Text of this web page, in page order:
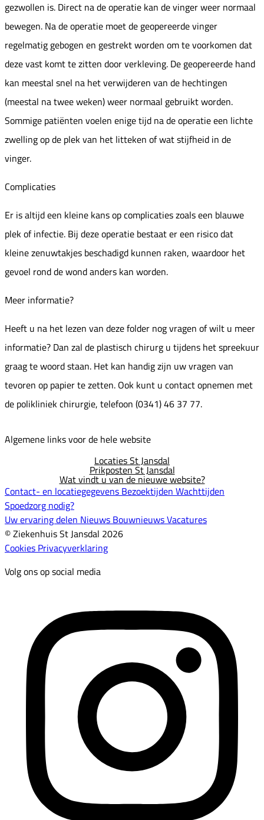
gezwollen is. Direct na de operatie kan de vinger weer normaal
bewegen. Na de operatie moet de geopereerde vinger
regelmatig gebogen en gestrekt worden om te voorkomen dat
deze vast komt te zitten door verkleving. De geopereerde hand
kan meestal snel na het verwijderen van de hechtingen
(meestal na twee weken) weer normaal gebruikt worden.
Sommige patiënten voelen enige tijd na de operatie een lichte
zwelling op de plek van het litteken of wat stijfheid in de
vinger.
Complicaties
Er is altijd een kleine kans op complicaties zoals een blauwe
plek of infectie. Bij deze operatie bestaat er een risico dat
kleine zenuwtakjes beschadigd kunnen raken, waardoor het
gevoel rond de wond anders kan worden.
Meer informatie?
Heeft u na het lezen van deze folder nog vragen of wilt u meer
informatie? Dan zal de plastisch chirurg u tijdens het spreekuur
graag te woord staan. Het kan handig zijn uw vragen van
tevoren op papier te zetten. Ook kunt u contact opnemen met
de polikliniek chirurgie, telefoon (0341) 46 37 77.
Algemene links voor de hele website
Locaties St Jansdal
Prikposten St Jansdal
Wat vindt u van de nieuwe website?
Contact- en locatiegegevens Bezoektijden Wachttijden
Spoedzorg nodig?
Uw ervaring delen Nieuws BouwnieuwsVacatures
© Ziekenhuis St Jansdal 2026
Cookies Privacyverklaring
Volg ons op social media